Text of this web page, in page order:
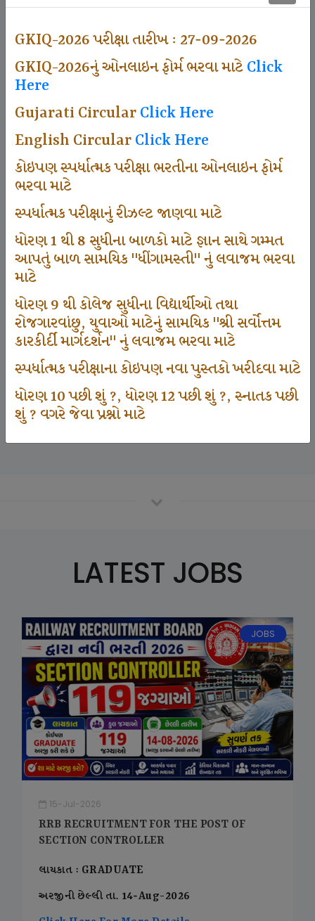
GKIQ-2026 પરીક્ષા તારીખ : 27-09-2026
GKIQ-2026નું ઓનલાઇન ફોર્મ ભરવા માટેClick
Here
Gujarati CircularClick Here
English CircularClick Here
કોઇપણ સ્પર્ધાત્મક પરીક્ષા ભરતીના ઓનલાઇન ફોર્મ
ભરવા માટે
સ્પર્ધાત્મક પરીક્ષાનું રીઝલ્ટ જાણવા માટે
ધોરણ 1 થી 8 સુધીના બાળકો માટે જ્ઞાન સાથે ગમ્મત
આપતું બાળ સામયિક "ધીંગામસ્તી" નું લવાજમ ભરવા
માટે
ધોરણ 9 થી કોલેજ સુધીના વિદ્યાર્થીઓ તથા
રોજગારવાંછુ, યુવાઓ માટેનું સામયિક "શ્રી સર્વોત્તમ
કારકીર્દી માર્ગદર્શન" નું લવાજમ ભરવા માટે
સ્પર્ધાત્મક પરીક્ષાના કોઇપણ નવા પુસ્તકો ખરીદવા માટે
ધોરણ 10 પછી શું ?, ધોરણ 12 પછી શું ?, સ્નાતક પછી
શું ? વગરે જેવા પ્રશ્નો માટે
497
Dhingamasti Subscription
666
1000
Participate School In GKIQ
125000
LATEST JOBS
JOBS
15-Jul-2026
RRB RECRUITMENT FOR THE POST OF
SECTION CONTROLLER
લાયકાત : GRADUATE
અરજીની છેલ્લી તા. 14-Aug-2026